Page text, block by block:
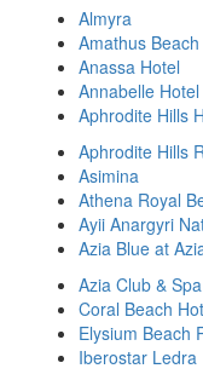
Almyra
Amathus
Anassa Hotel
Annabelle Hotel
Aphrodite Hills
Aphrodite Hills
Asimina
Athena Royal
Ayii Anargyri
Azia Blue at
Azia Club &
Coral Beach
Elysium Beach
Iberostar Ledra